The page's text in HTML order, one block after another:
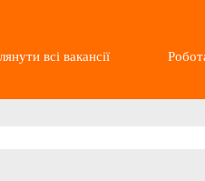
всі вакансії